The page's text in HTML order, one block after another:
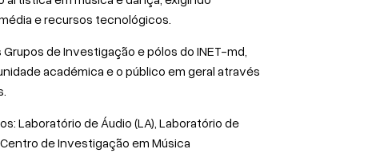
e recursos tecnológicos.
de Investigação e pólos do INET-md,
académica e o público em geral através
Laboratório de Áudio (LA), Laboratório de
de Investigação em Música